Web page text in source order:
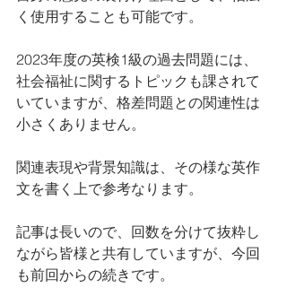
く使用することも可能です。
2023年度の英検1級の過去問題には、
社会福祉に関するトピックも課されて
いていますが、格差問題との関連性は
小さくありません。
関連表現や背景知識は、その様な英作
文を書く上で参考なります。
記事は長いので、回数を分けて抜粋し
ながら皆様と共有していますが、今回
も前回からの続きです。